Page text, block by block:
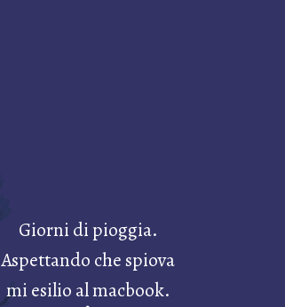
Giorni di pioggia.
Aspettando che spiova
mi esilio al macbook.